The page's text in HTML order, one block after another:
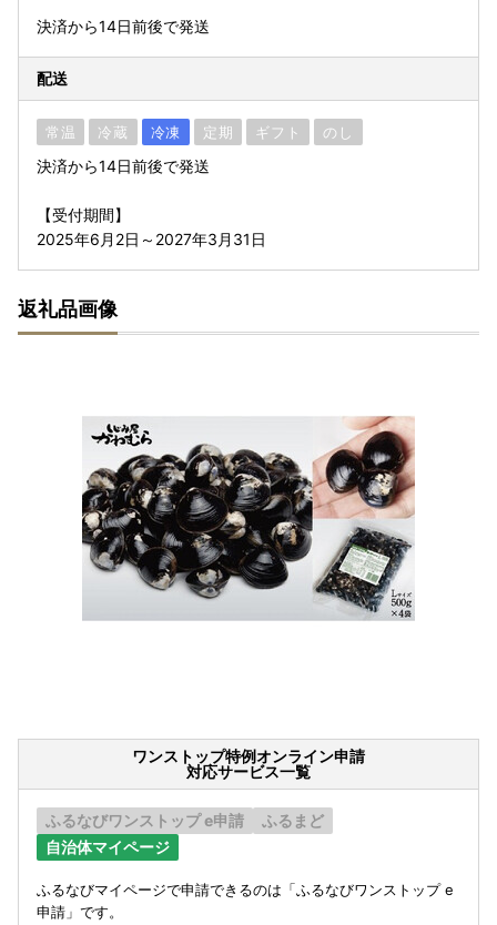
決済から14日前後で発送
配送
常温 冷蔵 冷凍 定期 ギフト のし
決済から14日前後で発送
【受付期間】
2025年6月2日～2027年3月31日
返礼品画像
ワンストップ特例オンライン申請
対応サービス一覧
ふるなびワンストップ e申請
ふるまど
自治体マイページ
ふるなびマイページで申請できるのは「ふるなびワンストップ e
申請」です。